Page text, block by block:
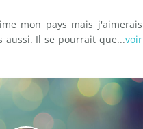
mon pays mais j'aimerais
aussi. Il se pourrait que...voir